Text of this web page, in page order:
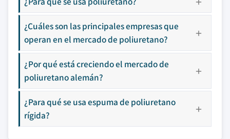
¿Cuáles son las principales empresas que
operan en el mercado de poliuretano?
¿Por qué está creciendo el mercado de
poliuretano alemán?
¿Para qué se usa espuma de poliuretano
rígida?